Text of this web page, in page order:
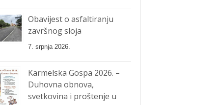
Obavijest o asfaltiranju
završnog sloja
7. srpnja 2026.
Karmelska Gospa 2026. –
Duhovna obnova,
svetkovina i proštenje u